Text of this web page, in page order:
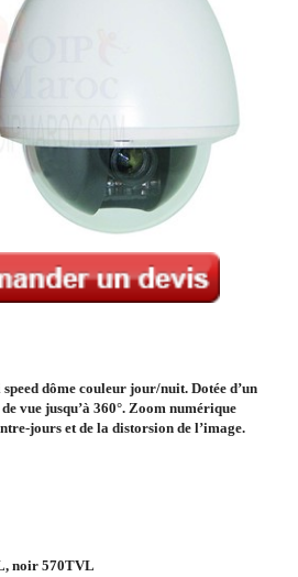
dôme couleur jour/nuit. Dotée d’un
vue jusqu’à 360°. Zoom numérique
jours et de la distorsion de l’image.
noir 570TVL